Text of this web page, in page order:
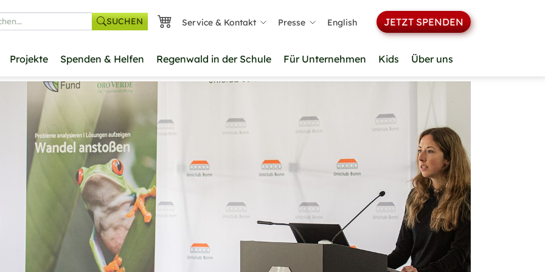
SUCHEN Service & Kontakt Presse English JETZT SPENDEN
Projekte Spenden & Helfen Regenwald in der Schule Für Unternehmen Kids Über uns